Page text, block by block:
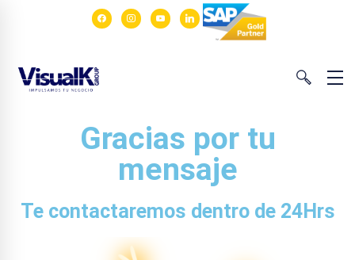
Gracias por tu
mensaje
Te contactaremos dentro de 24Hrs